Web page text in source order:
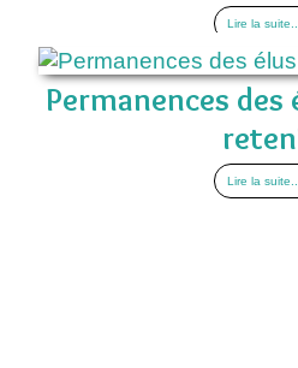
Lire la
Permanences des
Lire la